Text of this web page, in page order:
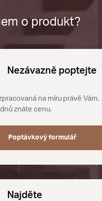
o produkt?
Nezávazně poptejte
na míru právě Vám.
znáte cenu.
Poptávkový formulář
Najděte